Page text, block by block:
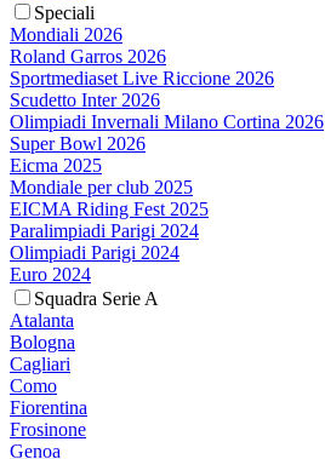
Speciali
Mondiali 2026
Roland Garros 2026
Sportmediaset Live Riccione 2026
Scudetto Inter 2026
Olimpiadi Invernali Milano Cortina 2026
Super Bowl 2026
Eicma 2025
Mondiale per club 2025
EICMA Riding Fest 2025
Paralimpiadi Parigi 2024
Olimpiadi Parigi 2024
Euro 2024
Squadra Serie A
Atalanta
Bologna
Cagliari
Como
Fiorentina
Frosinone
Genoa